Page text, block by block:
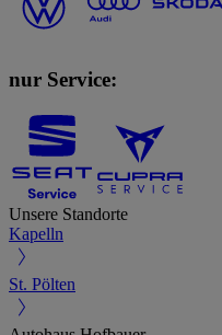
nur Service:
Unsere Standorte
Kapelln
St. Pölten